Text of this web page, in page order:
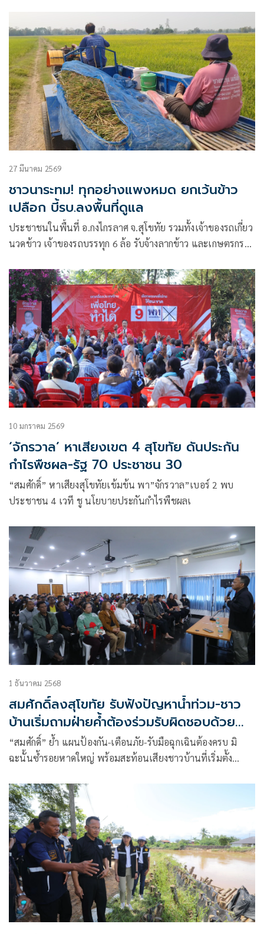
อาชีพศรีสัชนาลัย จ.สุโขทัย ซึ่งได้ควักเงินทุนส่วนตัว 200,000
กว่าบาท สร้างรถไฟฟ้าโฟร์วีลคันนี้ขึ้นมา อย่างมีวัตถุประสงค์
27 มีนาคม 2569
ชาวนาระทม! ทุกอย่างแพงหมด ยกเว้นข้าว
เปลือก บี้รบ.ลงพื้นที่ดูแล
ประชาชนในพื้นที่ อ.กงไกรลาศ จ.สุโขทัย รวมทั้งเจ้าของรถเกี่ยว
นวดข้าว เจ้าของรถบรรทุก 6 ล้อ รับจ้างลากข้าว และเกษตรกรที่
10 มกราคม 2569
‘จักรวาล’ หาเสียงเขต 4 สุโขทัย ดันประกัน
กำไรพืชผล-รัฐ 70 ประชาชน 30
“สมศักดิ์” หาเสียงสุโขทัยเข้มข้น พา”จักรวาล”เบอร์ 2 พบ
ประชาชน 4 เวที ชู นโยบายประกันกำไรพืชผลเ
1 ธันวาคม 2568
สมศักดิ์ลงสุโขทัย รับฟังปัญหาน้ำท่วม-ชาว
บ้านเริ่มถามฝ่ายค้ำต้องร่วมรับผิดชอบด้วย
หรือไม่
“สมศักดิ์” ย้ำ แผนป้องกัน-เตือนภัย-รับมือฉุกเฉินต้องครบ มิ
ฉะนั้นซ้ำรอยหาดใหญ่ พร้อมสะท้อนเสียงชาวบ้านที่เริ่มตั้ง
นางค์” ดึงประสบการณ์ด้านการเงินมาหนุนสุโขทัย